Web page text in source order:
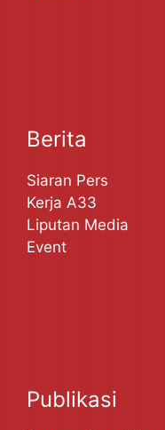
Berita
Siaran Pers
Kerja A33
Liputan Media
Event
Publikasi